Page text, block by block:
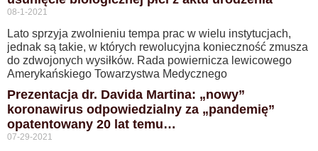
08-1-2021
Lato sprzyja zwolnieniu tempa prac w wielu instytucjach,
jednak są takie, w których rewolucyjna konieczność zmusza
do zdwojonych wysiłków. Rada powiernicza lewicowego
Amerykańskiego Towarzystwa Medycznego
Prezentacja dr. Davida Martina: „nowy”
koronawirus odpowiedzialny za „pandemię”
opatentowany 20 lat temu…
07-29-2021